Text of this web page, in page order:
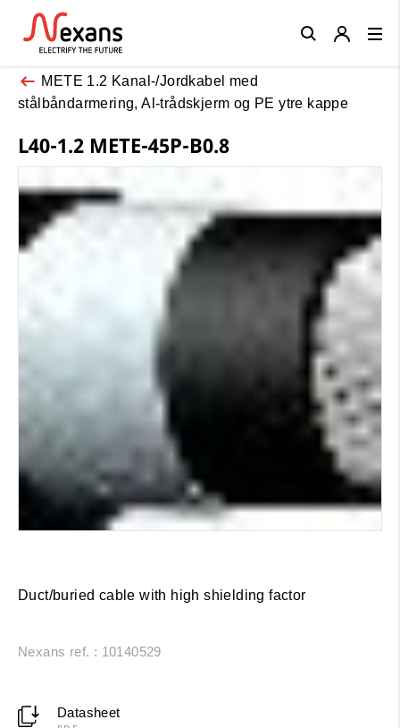
METE 1.2 Kanal-/Jordkabel med
stålbåndarmering, Al-trådskjerm og PE ytre kappe
L40-1.2 METE-45P-B0.8
Duct/buried cable with high shielding factor
Nexans ref. : 10140529
Datasheet
Close